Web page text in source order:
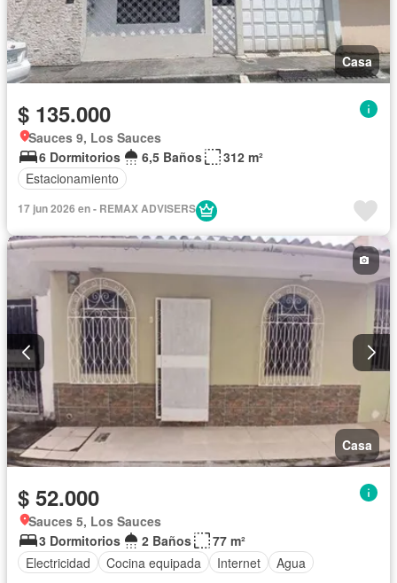
Casa
$ 135.000
Sauces 9, Los Sauces
6 Dormitorios
6,5 Baños
312 m²
Estacionamiento
17 jun 2026 en - REMAX ADVISERS
Casa
$ 52.000
Sauces 5, Los Sauces
3 Dormitorios
2 Baños
77 m²
Electricidad
Cocina equipada Internet Agua